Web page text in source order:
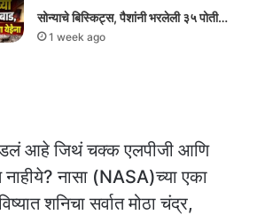
सोन्याचे बिस्किट्स, पैशांनी भरलेली ३५ पोती…
1 week ago
आहे जिथं चक्क एलपीजी आणि
नाहीये? नासा (NASA)च्या एका
शनिचा सर्वात मोठा चंद्र,